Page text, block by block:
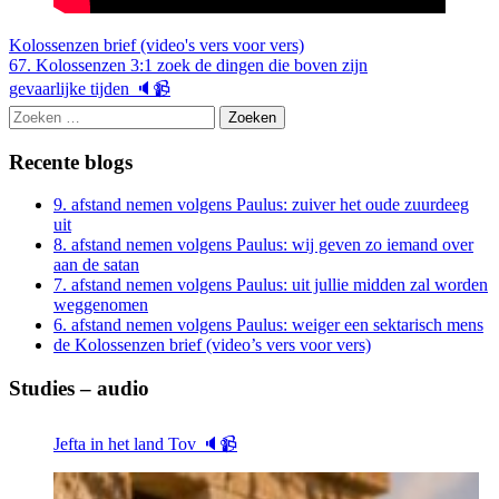
Kolossenzen brief (video's vers voor vers)
Berichtnavigatie
67. Kolossenzen 3:1 zoek de dingen die boven zijn
gevaarlijke tijden 🔈📹
Zoeken
naar:
Recente blogs
9. afstand nemen volgens Paulus: zuiver het oude zuurdeeg
uit
8. afstand nemen volgens Paulus: wij geven zo iemand over
aan de satan
7. afstand nemen volgens Paulus: uit jullie midden zal worden
weggenomen
6. afstand nemen volgens Paulus: weiger een sektarisch mens
de Kolossenzen brief (video’s vers voor vers)
Studies – audio
Jefta in het land Tov 🔈📹